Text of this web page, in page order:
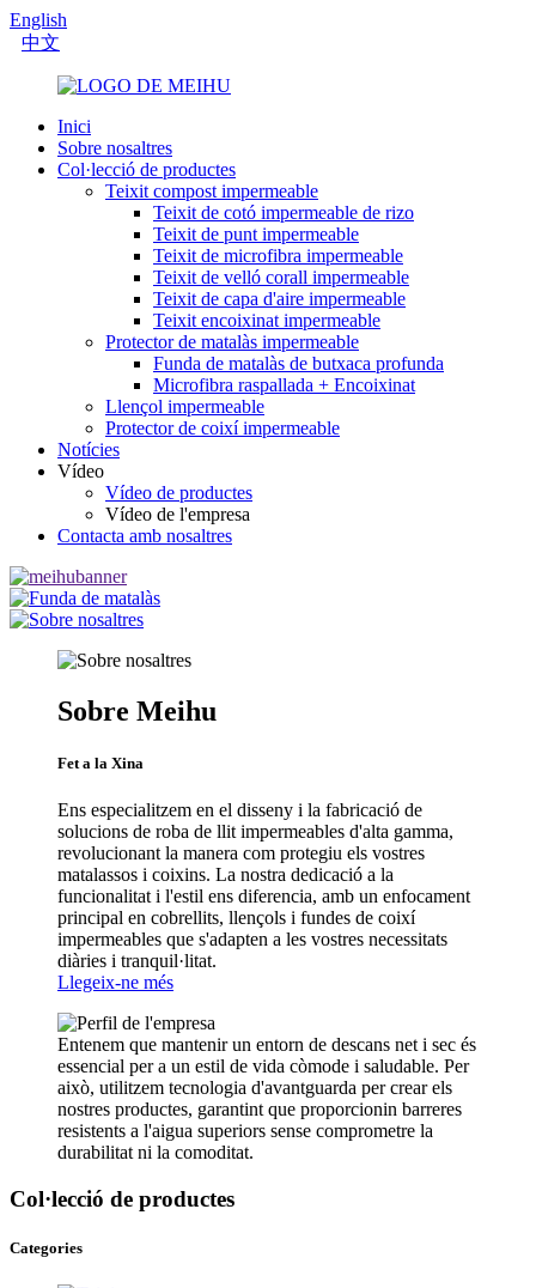
English
中文
Inici
Sobre nosaltres
Col·lecció de productes
Teixit compost impermeable
Teixit de cotó impermeable de rizo
Teixit de punt impermeable
Teixit de microfibra impermeable
Teixit de velló corall impermeable
Teixit de capa d'aire impermeable
Teixit encoixinat impermeable
Protector de matalàs impermeable
Funda de matalàs de butxaca profunda
Microfibra raspallada + Encoixinat
Llençol impermeable
Protector de coixí impermeable
Notícies
Vídeo
Vídeo de productes
Vídeo de l'empresa
Contacta amb nosaltres
Sobre Meihu
Fet a la Xina
Ens especialitzem en el disseny i la fabricació de
solucions de roba de llit impermeables d'alta gamma,
revolucionant la manera com protegiu els vostres
matalassos i coixins. La nostra dedicació a la
funcionalitat i l'estil ens diferencia, amb un enfocament
principal en cobrellits, llençols i fundes de coixí
impermeables que s'adapten a les vostres necessitats
diàries i tranquil·litat.
Llegeix-ne més
Entenem que mantenir un entorn de descans net i sec és
essencial per a un estil de vida còmode i saludable. Per
això, utilitzem tecnologia d'avantguarda per crear els
nostres productes, garantint que proporcionin barreres
resistents a l'aigua superiors sense comprometre la
durabilitat ni la comoditat.
Col·lecció de productes
Categories